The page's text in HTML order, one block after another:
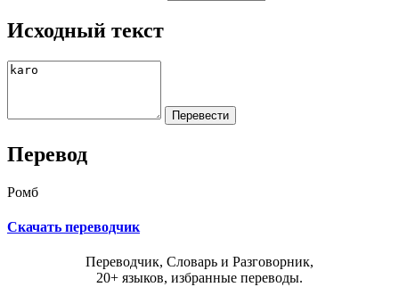
Исходный текст
Перевод
Ромб
Скачать переводчик
Переводчик, Словарь и Разговорник,
20+ языков, избранные переводы.